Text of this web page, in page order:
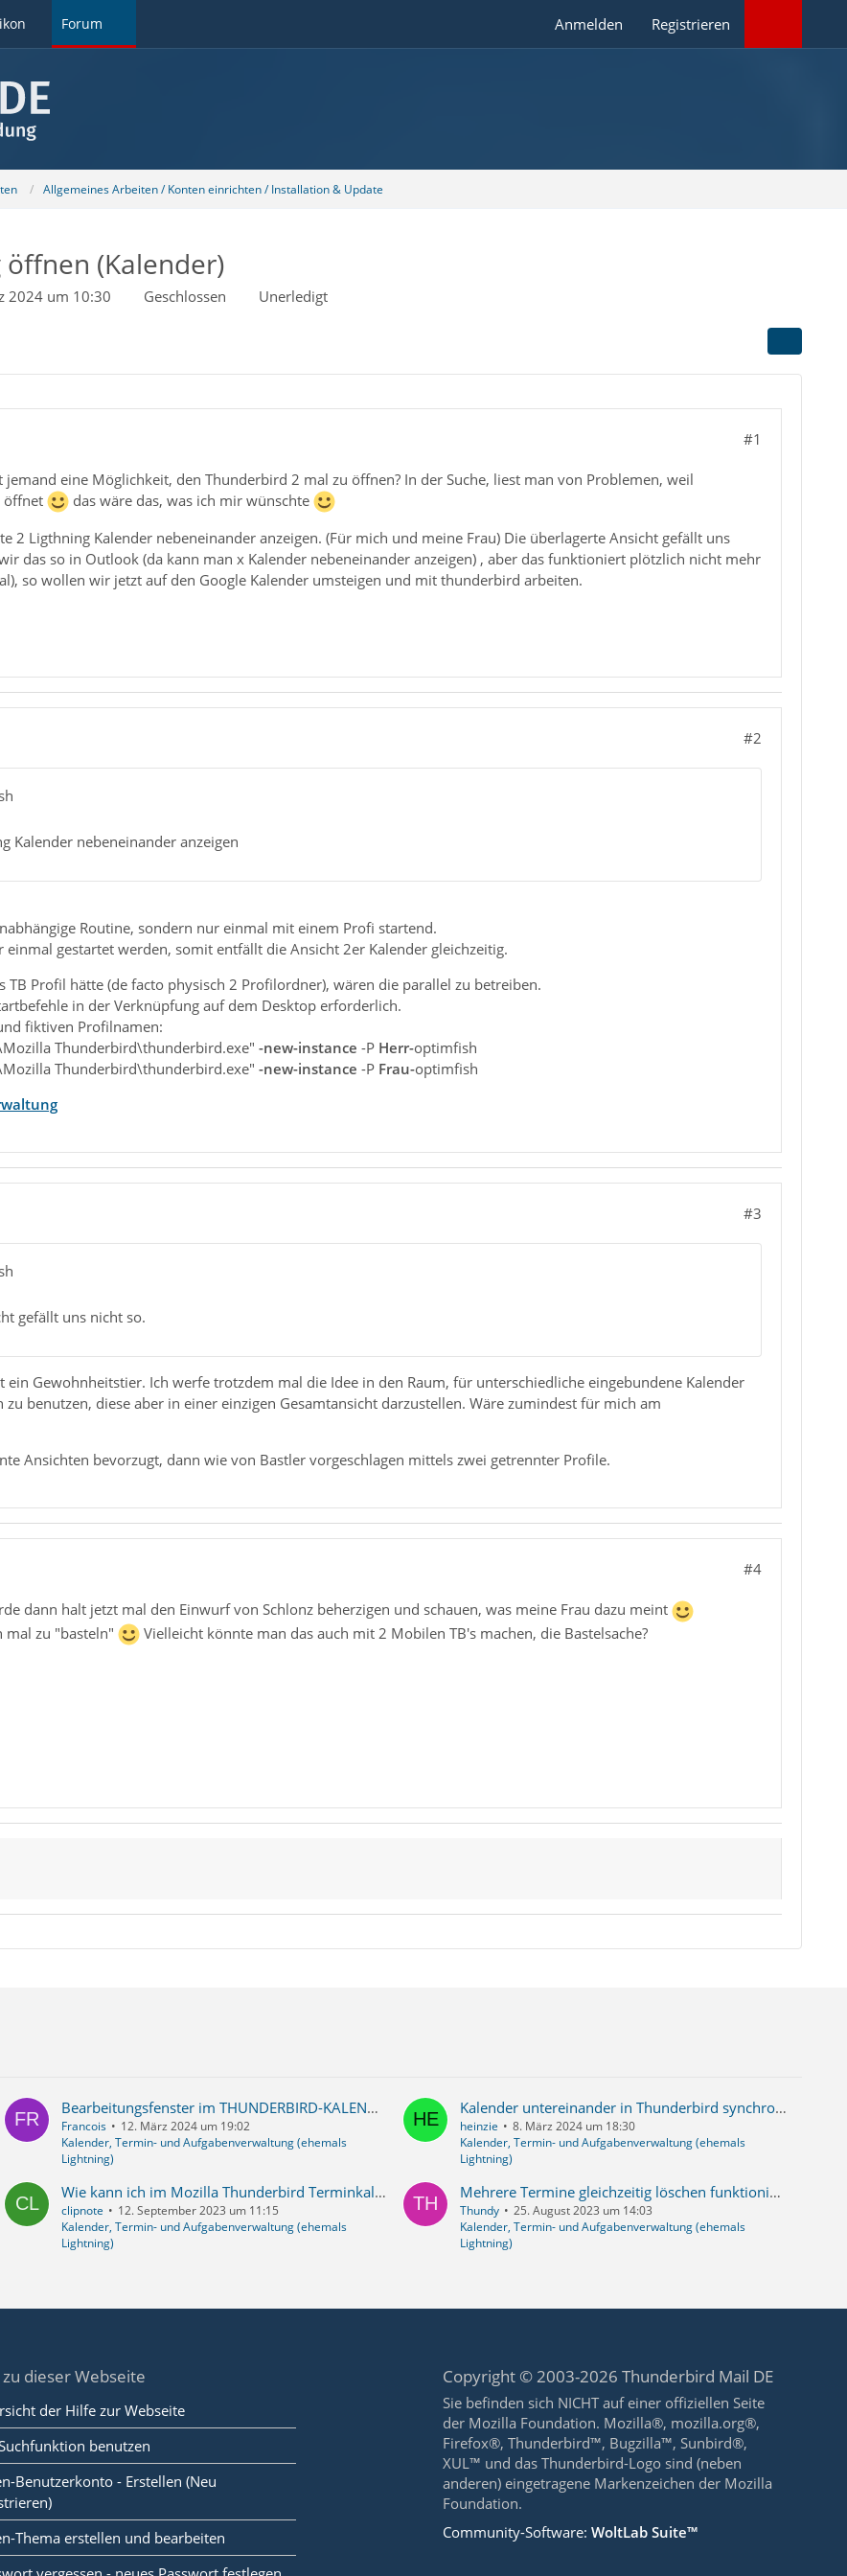
Forum Anmelden Registrieren
Allgemeines Arbeiten / Konten einrichten / Installation & Update
(Kalender)
2024 um 10:30 Geschlossen Unerledigt
#1
jemand eine Möglichkeit, den Thunderbird 2 mal zu öffnen? In der Suche, liest man von Problemen, weil
öffnet
das wäre das, was ich mir wünschte
2 Ligthning Kalender nebeneinander anzeigen. (Für mich und meine Frau) Die überlagerte Ansicht gefällt uns
das so in Outlook (da kann man x Kalender nebeneinander anzeigen) , aber das funktioniert plötzlich nicht mehr
so wollen wir jetzt auf den Google Kalender umsteigen und mit thunderbird arbeiten.
#2
Kalender nebeneinander anzeigen
Routine, sondern nur einmal mit einem Profi startend.
einmal gestartet werden, somit entfällt die Ansicht 2er Kalender gleichzeitig.
TB Profil hätte (de facto physisch 2 Profilordner), wären die parallel zu betreiben.
in der Verknüpfung auf dem Desktop erforderlich.
fiktiven Profilnamen:
Thunderbird\thunderbird.exe" -new-instance -P Herr-optimfish
Thunderbird\thunderbird.exe" -new-instance -P Frau-optimfish
#3
gefällt uns nicht so.
ein Gewohnheitstier. Ich werfe trotzdem mal die Idee in den Raum, für unterschiedliche eingebundene Kalender
zu benutzen, diese aber in einer einzigen Gesamtansicht darzustellen. Wäre zumindest für mich am
Ansichten bevorzugt, dann wie von Bastler vorgeschlagen mittels zwei getrennter Profile.
#4
dann halt jetzt mal den Einwurf von Schlonz beherzigen und schauen, was meine Frau dazu meint
mal zu "basteln"
Vielleicht könnte man das auch mit 2 Mobilen TB's machen, die Bastelsache?
Bearbeitungsfenster im THUNDERBIRD-KALENDER
Francois
12. März 2024 um 19:02
Kalender, Termin- und Aufgabenverwaltung (ehemals
Lightning)
Kalender untereinander in Thunderbird synchronieren möglich?
heinzie
8. März 2024 um 18:30
Kalender, Termin- und Aufgabenverwaltung (ehemals
Lightning)
Wie kann ich im Mozilla Thunderbird Terminkalender nicht nur eine sondern gleichzeitig mehrere Erinnerungen einrichten?
clipnote
12. September 2023 um 11:15
Kalender, Termin- und Aufgabenverwaltung (ehemals
Lightning)
Mehrere Termine gleichzeitig löschen funktioniert nicht zuverlässig
Thundy
25. August 2023 um 14:03
Kalender, Termin- und Aufgabenverwaltung (ehemals
Lightning)
dieser Webseite
der Hilfe zur Webseite
benutzen
Benutzerkonto - Erstellen (Neu
Thema erstellen und bearbeiten
Copyright © 2003-2026 Thunderbird Mail DE
Sie befinden sich NICHT auf einer offiziellen Seite
der Mozilla Foundation. Mozilla®, mozilla.org®,
Firefox®, Thunderbird™, Bugzilla™, Sunbird®,
XUL™ und das Thunderbird-Logo sind (neben
anderen) eingetragene Markenzeichen der Mozilla
Foundation.
Community-Software:WoltLab Suite™